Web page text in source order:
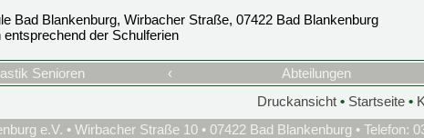
Bad Blankenburg, Wirbacher Straße, 07422 Bad Blankenburg
der Schulferien
Senioren ‹ Abteilungen
Druckansicht • Startseite •
e.V. • Wirbacher Straße 10 • 07422 Bad Blankenburg • Telefon: